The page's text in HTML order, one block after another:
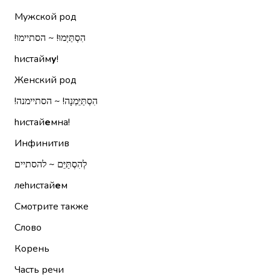
Мужской род
הִסְתַּיְּמוּ!‏ ~ הסתיימו!‏
hистайму!
Женский род
הִסְתַּיֵּמְנָה!‏ ~ הסתיימנה!‏
hистайемна!
Инфинитив
לְהִסְתַּיֵּם ~ להסתיים
леhистайем
Смотрите также
Слово
Корень
Часть речи